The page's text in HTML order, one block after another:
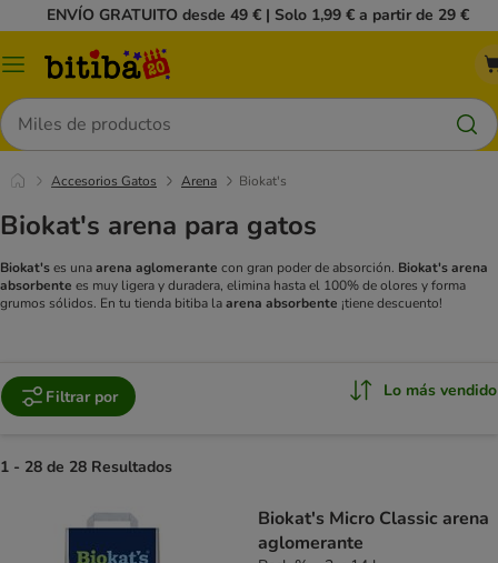
ENVÍO GRATUITO desde 49 € | Solo 1,99 € a partir de 29 €
Menú
Buscar
Accesorios Gatos Arena Biokat's
Biokat's arena para gatos
Biokat'ses unaarena aglomerante con gran poder de absorción. Biokat's arena
absorbente es muy ligera y duradera, elimina hasta el 100% de olores y forma
grumos sólidos. En tu tienda bitiba laarena absorbente ¡tiene descuento!
Filtrar por Lo más vendido
1 - 28 de 28 Resultados
Biokat's Micro Classic arena
aglomerante